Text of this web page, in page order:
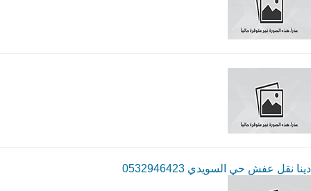
دينا نقل عفش حي السويدي 0532946423